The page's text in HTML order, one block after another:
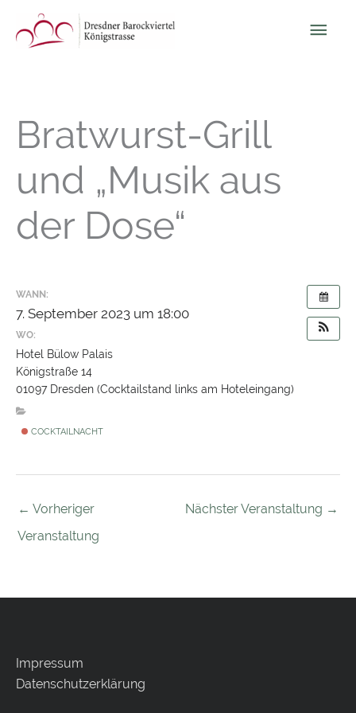
Inhalt
springen
Bratwurst-Grill
und „Musik aus
der Dose“
WANN:
7. September 2023 um 18:00
WO:
Hotel Bülow Palais
Königstraße 14
01097 Dresden (Cocktailstand links am Hoteleingang)
COCKTAILNACHT
← Vorheriger
Veranstaltung
Nächster Veranstaltung →
Impressum
Datenschutzerklärung